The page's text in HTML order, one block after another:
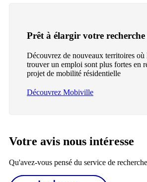
Prêt à élargir votre recherche
Découvrez de nouveaux territoires où
trouver un emploi sont plus fortes en
projet de mobilité résidentielle
Découvrez Mobiville
Votre avis nous intéresse
Qu'avez-vous pensé du service de